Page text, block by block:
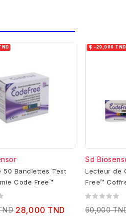
50 Bandlettes Test
Code Free™
28,000 TND
 -20,000 TND
Sd
Lecteur de
Free™
(Lecteur
60,000